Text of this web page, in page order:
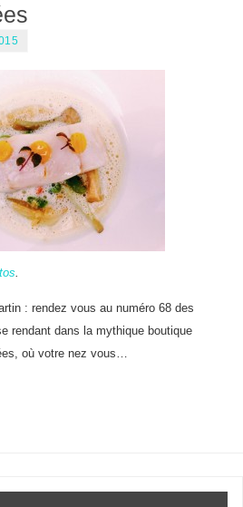
.
: rendez vous au numéro 68 des
rendant dans la mythique boutique
où votre nez vous…